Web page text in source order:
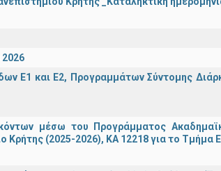
2026
Ε1 και Ε2, Προγραμμάτων Σύντομης
μέσω του Προγράμματος
Κρήτης (2025-2026), ΚΑ 12218 για το Τμήμα